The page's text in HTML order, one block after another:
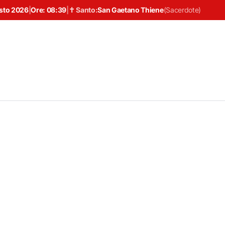
2026|Ore: 08:39 ✝ Santo:San Gaetano Thiene(Sacerdote)